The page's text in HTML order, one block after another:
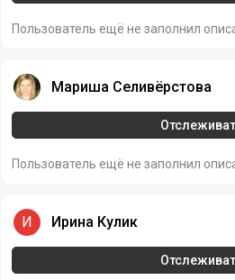
Пользователь ещё не заполнил
Мариша Селивёрстова
Мариша Селивёрстова
Пользователь ещё не заполнил
Ирина Кулик
И Ирина Кулик